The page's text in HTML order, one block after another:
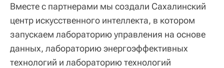
Вместе с партнерами мы создали Сахалинский
центр искусственного интеллекта, в котором
запускаем лабораторию управления на основе
данных, лабораторию энергоэффективных
технологий и лабораторию технологий